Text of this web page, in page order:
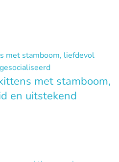
met stamboom,
en uitstekend